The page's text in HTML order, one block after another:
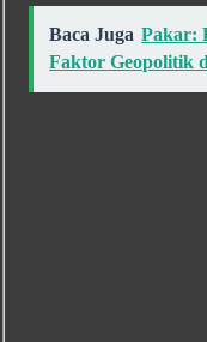
Baca Juga Pakar:
Faktor Geopolitik